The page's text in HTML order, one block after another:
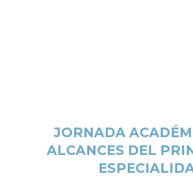
JORNADA
ALCANCES DEL